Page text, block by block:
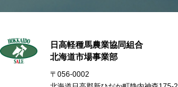
日高軽種馬農業協同組合
北海道市場事業部
〒056-0002